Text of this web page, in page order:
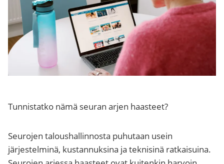
Tunnistatko nämä seuran arjen haasteet?
Seurojen taloushallinnosta puhutaan usein
järjestelminä, kustannuksina ja teknisinä ratkaisuina.